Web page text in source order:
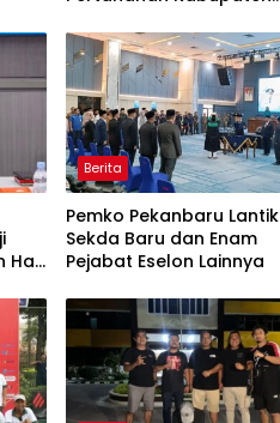
Pemenang Lelang
Hak
Berita
Pemko Pekanbaru Lantik
Sekda Baru dan Enam
Pejabat Eselon Lainnya